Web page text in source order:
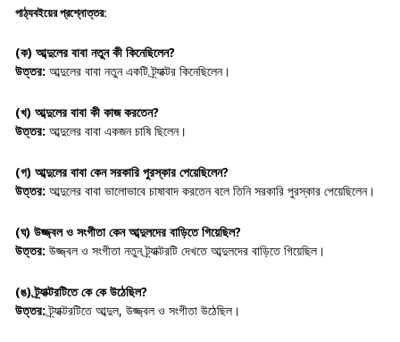
পাঠ্যবইয়ের প্রশ্নোত্তর:
(ক) আব্দুলের বাবা নতুন কী কিনেছিলেন?
উত্তর: আব্দুলের বাবা নতুন একটি ট্র্যাক্টর কিনেছিলেন।
(খ) আব্দুলের বাবা কী কাজ করতেন?
উত্তর: আব্দুলের বাবা একজন চাষি ছিলেন।
(গ) আব্দুলের বাবা কেন সরকারি পুরস্কার পেয়েছিলেন?
উত্তর: আব্দুলের বাবা ভালোভাবে চাষাবাদ করতেন বলে তিনি সরকারি পুরস্কার পেয়েছিলেন।
(ঘ) উজ্জ্বল ও সংগীতা কেন আব্দুলদের বাড়িতে গিয়েছিল?
উত্তর: উজ্জ্বল ও সংগীতা নতুন ট্র্যাক্টরটি দেখতে আব্দুলদের বাড়িতে গিয়েছিল।
(ঙ) ট্র্যাক্টরটিতে কে কে উঠেছিল?
উত্তর:ট্র্যাক্টরটিতে আব্দুল, উজ্জ্বল ও সংগীতা উঠেছিল।